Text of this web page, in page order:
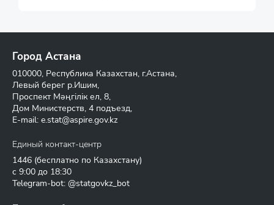
Город Астана
010000, Республика Казахстан, г.Астана,
Левый берег р.Ишим,
Проспект Мәңгілік ел, 8,
Дом Министерств, 4 подъезд,
E-mail: e.stat@aspire.gov.kz
Единый контакт-центр
1446 (бесплатно по Казахстану)
с 9:00 до 18:30
Telegram-bot: @statgovkz_bot